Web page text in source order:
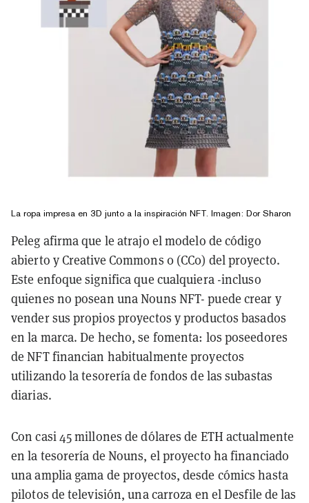
La ropa impresa en 3D junto a la inspiración NFT. Imagen: Dor Sharon
Peleg afirma que le atrajo el modelo de código
abierto y Creative Commons 0 (CC0) del proyecto.
Este enfoque significa que cualquiera -incluso
quienes no posean una Nouns NFT- puede crear y
vender sus propios proyectos y productos basados
en la marca. De hecho, se fomenta: los poseedores
de NFT financian habitualmente proyectos
utilizando la tesorería de fondos de las subastas
diarias.
Con casi 45 millones de dólares de ETH actualmente
en la tesorería de Nouns, el proyecto ha financiado
una amplia gama de proyectos, desde cómics hasta
pilotos de televisión, una carroza en el Desfile de las